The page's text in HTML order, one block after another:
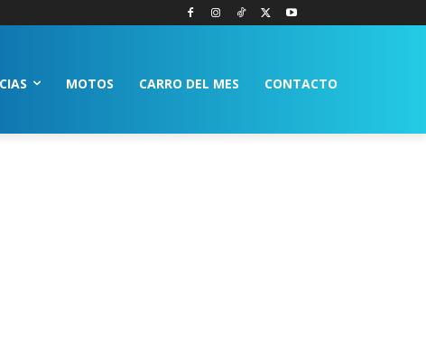
MOTOS CARRO DEL MES CONTACTO